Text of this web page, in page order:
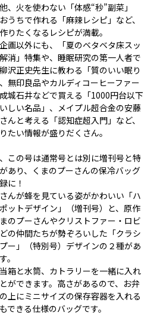
、火を使わない「体感“秒”副菜」
うちで作れる「麻辣レシピ」など、
りたくなるレシピが満載。
画以外にも、「夏のベタベタ床スッ
消」特集や、睡眠研究の第一人者で
沢正史先生に教わる「質のいい眠り
無印良品やカルディコーヒーファー
城石井などで買える「1000円台以下
しい名品」、メイプル超合金の安藤
んと考える「認知症超入門」など、
たい情報が盛りだくさん。
この号は通常号とは別に増刊号と特
あり、くまのプーさんの保冷バッグ
に！
んが蜂を見ている姿がかわいい「ハ
ットデザイン」（増刊号）と、原作
のプーさんやクリストファー・ロビ
の仲間たちが勢ぞろいした「クラシ
ー」（特別号）デザインの２種があ
。
箱と水筒、カトラリーを一緒に入れ
ができます。高さがあるので、お弁
上にミニサイズの保存容器を入れる
できる仕様のバッグです。